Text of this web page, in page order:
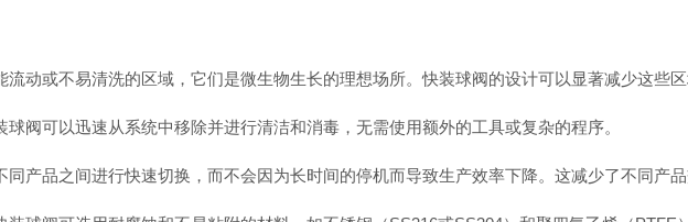
或不易清洗的区域，它们是微生物生长的理想场所。快装球阀的设计可以显著减少这些区
可以迅速从系统中移除并进行清洁和消毒，无需使用额外的工具或复杂的程序。
品之间进行快速切换，而不会因为长时间的停机而导致生产效率下降。这减少了不同产品